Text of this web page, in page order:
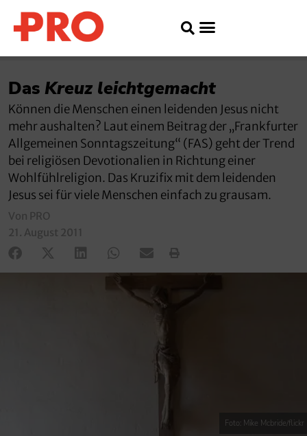
Das Kreuz leichtgemacht
Können die Menschen einen leidenden Jesus nicht
mehr aushalten? Laut einem Beitrag der „Frankfurter
Allgemeinen Sonntagszeitung“ (FAS) geht der Trend
bei religiösen Devotionalien in Richtung einer
Wohlfühlreligion. Das Kruzifix mit dem leidenden
Jesus sei für viele Menschen einfach zu grausam.
Von PRO
21. August 2011
Foto: Mike Mcbride/flickr